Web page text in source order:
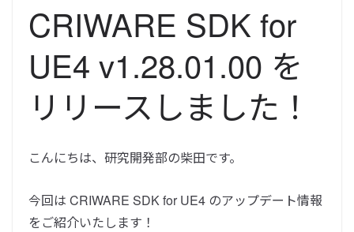
CRIWARE SDK for
UE4 v1.28.01.00 を
リリースしました！
こんにちは、研究開発部の柴田です。
今回は CRIWARE SDK for UE4 のアップデート情報
をご紹介いたします！